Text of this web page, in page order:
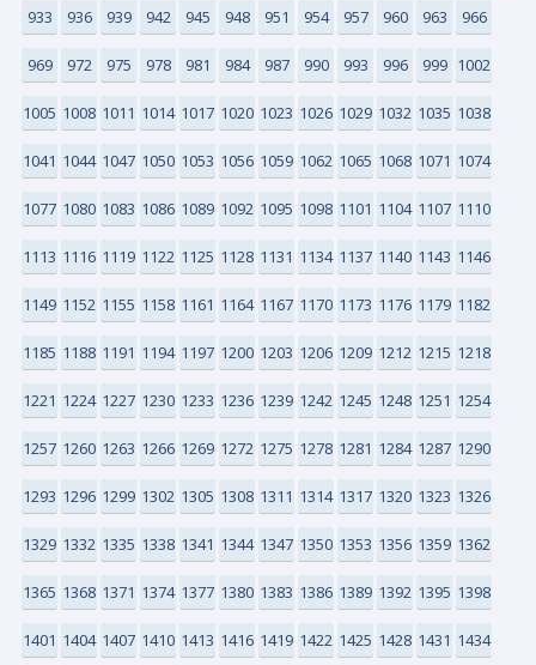
933 936 939 942 945 948 951 954 957 960 963 966
969 972 975 978 981 984 987 990 993 996 999 1002
1005 1008 1011 1014 1017 1020 1023 1026 1029 1032 1035 1038
1041 1044 1047 1050 1053 1056 1059 1062 1065 1068 1071 1074
1077 1080 1083 1086 1089 1092 1095 1098 1101 1104 1107 1110
1113 1116 1119 1122 1125 1128 1131 1134 1137 1140 1143 1146
1149 1152 1155 1158 1161 1164 1167 1170 1173 1176 1179 1182
1185 1188 1191 1194 1197 1200 1203 1206 1209 1212 1215 1218
1221 1224 1227 1230 1233 1236 1239 1242 1245 1248 1251 1254
1257 1260 1263 1266 1269 1272 1275 1278 1281 1284 1287 1290
1293 1296 1299 1302 1305 1308 1311 1314 1317 1320 1323 1326
1329 1332 1335 1338 1341 1344 1347 1350 1353 1356 1359 1362
1365 1368 1371 1374 1377 1380 1383 1386 1389 1392 1395 1398
1401 1404 1407 1410 1413 1416 1419 1422 1425 1428 1431 1434